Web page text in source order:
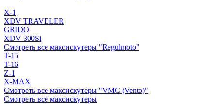
X-1
XDV TRAVELER
GRIDO
XDV 300Si
Смотреть все максискутеры "Regulmoto"
T-15
T-16
Z-1
X-MAX
Смотреть все максискутеры "VMC (Vento)"
Смотреть все максискутеры